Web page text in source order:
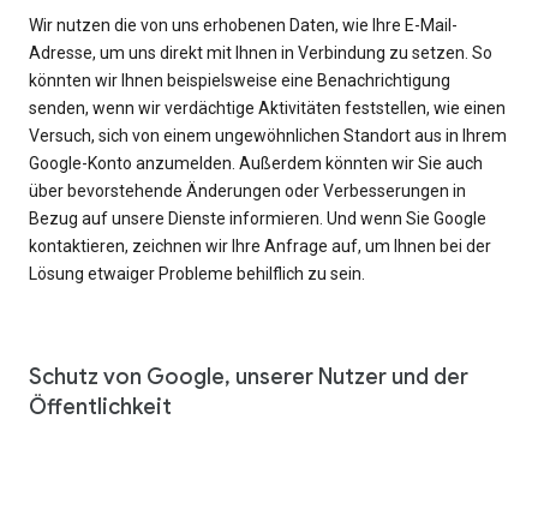
Wir nutzen die von uns erhobenen Daten, wie Ihre E-Mail-
Adresse, um uns direkt mit Ihnen in Verbindung zu setzen. So
könnten wir Ihnen beispielsweise eine Benachrichtigung
senden, wenn wir verdächtige Aktivitäten feststellen, wie einen
Versuch, sich von einem ungewöhnlichen Standort aus in Ihrem
Google-Konto anzumelden. Außerdem könnten wir Sie auch
über bevorstehende Änderungen oder Verbesserungen in
Bezug auf unsere Dienste informieren. Und wenn Sie Google
kontaktieren, zeichnen wir Ihre Anfrage auf, um Ihnen bei der
Lösung etwaiger Probleme behilflich zu sein.
Schutz von Google, unserer Nutzer und der
Öffentlichkeit